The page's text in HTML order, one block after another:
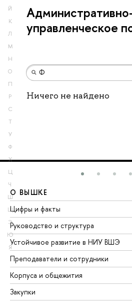
Й
К
Л
М
Н
О
П
Р
С
Т
У
Ф
Х
Ц
Ч
Ш
Щ
Э
Ю
Я
управленческое
Ничего не найдено
О ВЫШКЕ
Цифры и факты
Руководство и структура
Устойчивое развитие в НИУ ВШЭ
Преподаватели и сотрудники
Корпуса и общежития
Закупки